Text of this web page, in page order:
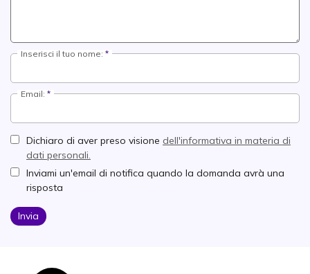
Inserisci il tuo nome:
Email:
Dichiaro di aver preso visione dell'informativa in materia di
dati personali.
Inviami un'email di notifica quando la domanda avrà una
risposta
Invia